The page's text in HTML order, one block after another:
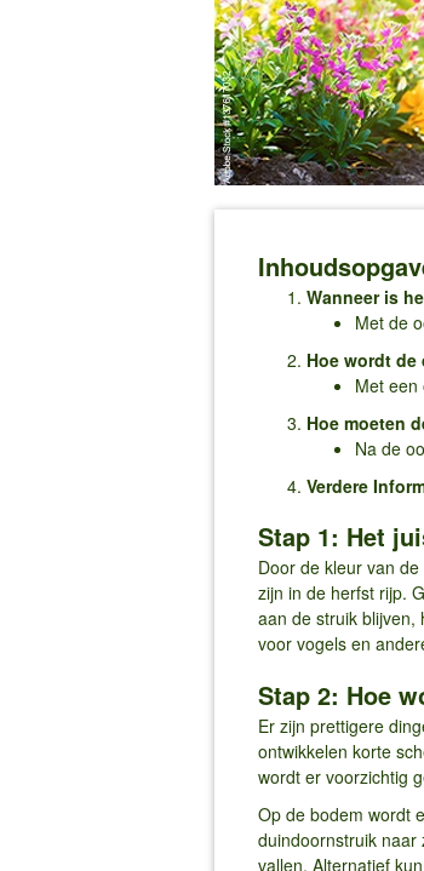
Wanneer is
Met de
Hoe wordt
Met een
Hoe moeten
Na de
Verdere
Stap 1: Het
Door de kleur van
zijn in de herfst rijp.
aan de struik blijven,
voor vogels en
Stap 2: Hoe
Er zijn prettigere
ontwikkelen korte
wordt er voorzichtig
Op de bodem wordt
duindoornstruik
vallen. Alternatief